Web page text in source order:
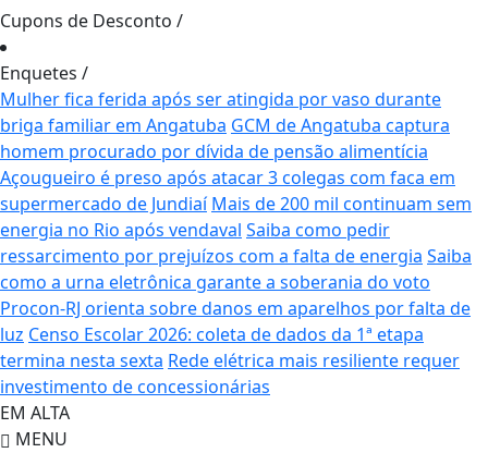
Cupons de Desconto /
Enquetes /
Mulher fica ferida após ser atingida por vaso durante
briga familiar em Angatuba GCM de Angatuba captura
homem procurado por dívida de pensão alimentícia
Açougueiro é preso após atacar 3 colegas com faca em
supermercado de Jundiaí Mais de 200 mil continuam sem
energia no Rio após vendaval Saiba como pedir
ressarcimento por prejuízos com a falta de energia Saiba
como a urna eletrônica garante a soberania do voto
Procon-RJ orienta sobre danos em aparelhos por falta de
luz Censo Escolar 2026: coleta de dados da 1ª etapa
termina nesta sexta Rede elétrica mais resiliente requer
investimento de concessionárias
EM ALTA
MENU